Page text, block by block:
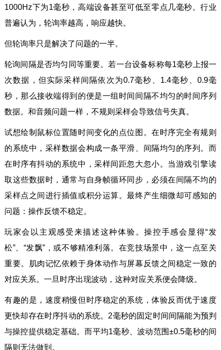
1000Hz下为1毫秒，高端设备甚至可低至零点几毫秒。行业
普遍认为，轮询率越高，响应越快。
但轮询率只是解决了问题的一半。
轮询间隔是否均匀同等重要。若一台设备标称每1毫秒上报一
次数据，但实际采样间隔依次为0.7毫秒、1.4毫秒、0.9毫
秒，那么接收端得到的便是一组时间间隔不均匀的时间序列
数据。和音频问题一样，不规则采样会导致信号失真。
试想绘制鼠标位置随时间变化的点位图。在时序完全有规则
的系统中，采样数据会构成一条平滑、间隔均匀的序列。而
在时序有抖动的系统中，采样间距忽大忽小。当游戏引擎读
取这些数据时，通常与自身帧循环同步，必须在间隔不均的
采样点之间进行插值或积分运算。最终产生细微却可感知的
问题：操作反馈不稳定。
玩家会以主观感受来描述这种体验。操控手感会显得“发
松”、“发飘”，或不够精准利落。在竞技场景中，这一点至关
重要。肌肉记忆依赖于身体动作与屏幕反馈之间稳定一致的
对应关系。一旦时序出现波动，这种对应关系便会降级。
有趣的是，速度稍慢但时序稳定的系统，体验反而优于速度
更快却存在时序抖动的系统。2毫秒的固定时间间隔能为预判
与操控提供稳定基础。而平均1毫秒、波动范围±0.5毫秒的间
隔则无法做到。